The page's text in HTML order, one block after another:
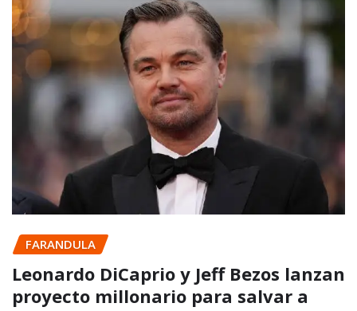
FARANDULA
Leonardo DiCaprio y Jeff Bezos lanzan
proyecto millonario para salvar a